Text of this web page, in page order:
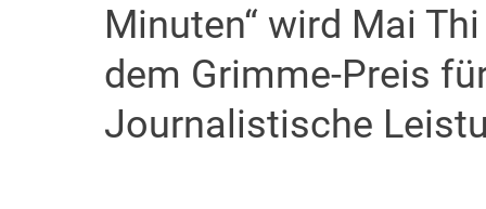
Minuten“ wird Mai
dem Grimme-Preis
Journalistische